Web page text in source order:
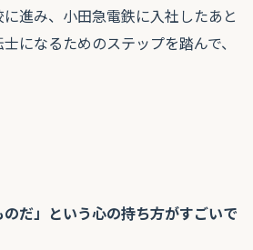
進み、小田急電鉄に入社したあと
になるためのステップを踏んで、
だ」という心の持ち方がすごいで